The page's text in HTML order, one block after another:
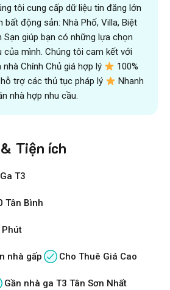
tôi cung cấp dữ liệu tin đăng lớn
bất động sản: Nhà Phố, Villa, Biệt
Sạn giúp bạn có những lựa chọn
của mình. Chúng tôi cam kết với
nhà Chính Chủ giá hợp lý
100%
trợ các thủ tục pháp lý
Nhanh
nhà hợp nhu cầu.
Tiện ích
T3
Tân Bình
Phút
nhà gấp Cho Thuê Giá Cao
Gần nhà ga T3 Tân Sơn Nhất